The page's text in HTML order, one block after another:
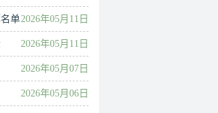
2026年05月11日
单
2026年05月11日
2026年05月07日
2026年05月06日